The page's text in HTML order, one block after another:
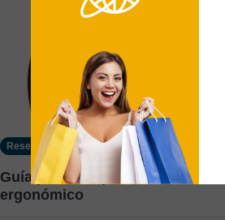
Reseña Actualizado el 31/03/2026
Guía para comprar mouse
ergonómico